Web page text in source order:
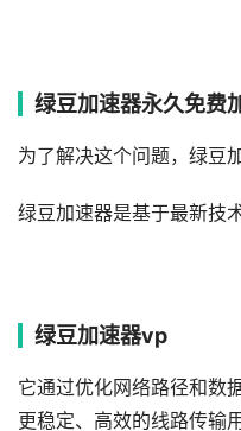
绿豆加速器永久免费
为了解决这个问题，绿豆
绿豆加速器是基于最新技
绿豆加速器vp
它通过优化网络路径和数
更稳定、高效的线路传输